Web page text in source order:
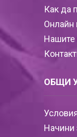
Как да
Онлайн
Нашите
ОБЩИ
Начини